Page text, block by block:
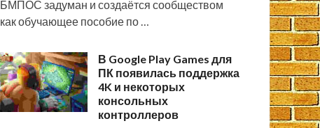
БМПОС задуман и создаётся сообществом
как обучающее пособие по …
В Google Play Games для
ПК появилась поддержка
4K и некоторых
консольных
контроллеров